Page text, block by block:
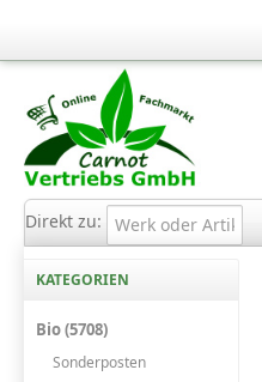
Direkt zu:
KATEGORIEN
Bio (5708)
Sonderposten